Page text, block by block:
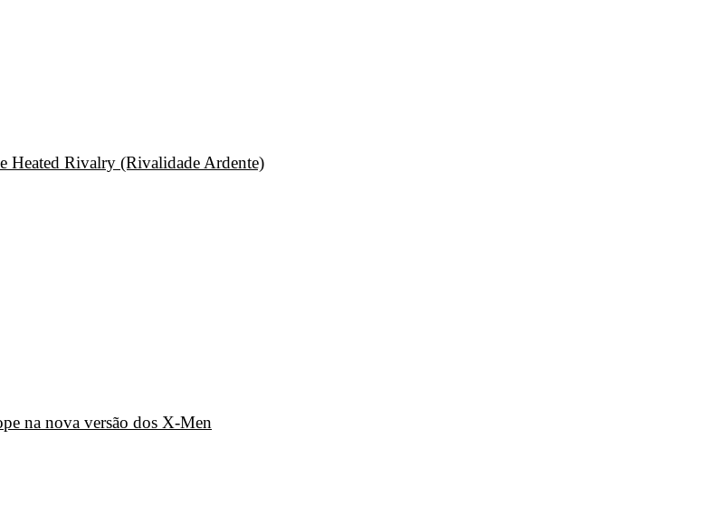
Heated Rivalry (Rivalidade Ardente)
na nova versão dos X-Men